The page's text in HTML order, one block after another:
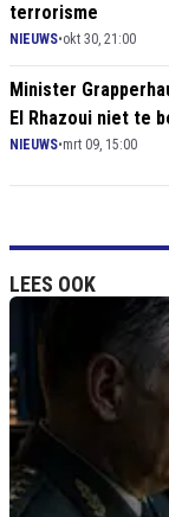
terrorisme
NIEUWS•okt 30, 21:00
Minister
El Rhazoui niet te
NIEUWS•mrt 09, 15:00
LEES OOK